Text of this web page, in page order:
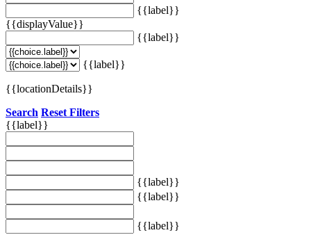
{{label}}
{{displayValue}}
{{label}}
{{label}}
{{locationDetails}}
Search Reset Filters
{{label}}
{{label}}
{{label}}
{{label}}